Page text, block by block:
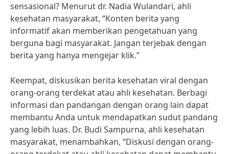
sensasional? Menurut dr. Nadia Wulandari, ahli
kesehatan masyarakat, “Konten berita yang
informatif akan memberikan pengetahuan yang
berguna bagi masyarakat. Jangan terjebak dengan
berita yang hanya mengejar klik.”
Keempat, diskusikan berita kesehatan viral dengan
orang-orang terdekat atau ahli kesehatan. Berbagi
informasi dan pandangan dengan orang lain dapat
membantu Anda untuk mendapatkan sudut pandang
yang lebih luas. Dr. Budi Sampurna, ahli kesehatan
masyarakat, menambahkan, “Diskusi dengan orang-